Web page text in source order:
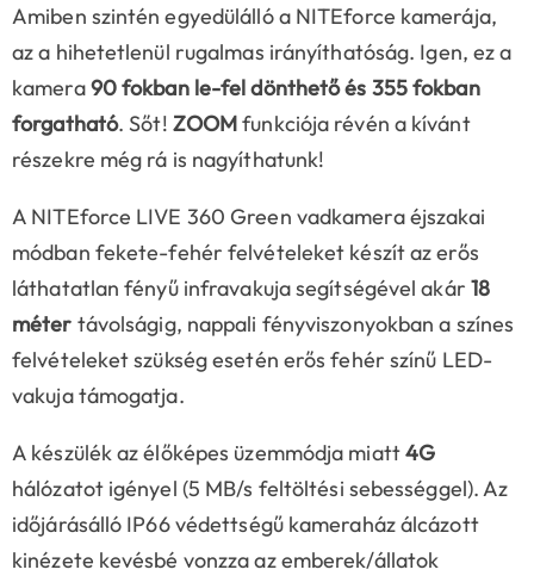
Amiben szintén egyedülálló a NITEforce kamerája,
az a hihetetlenül rugalmas irányíthatóság. Igen, ez a
kamera90 fokban le-fel dönthető és 355 fokban
forgatható. Sőt! ZOOMfunkciója révén a kívánt
részekre még rá is nagyíthatunk!
A NITEforce LIVE 360 Green vadkamera éjszakai
módban fekete-fehér felvételeket készít az erős
láthatatlan fényű infravakuja segítségével akár 18
méter távolságig, nappali fényviszonyokban a színes
felvételeket szükség esetén erős fehér színű LED-
vakuja támogatja.
A készülék az élőképes üzemmódja miatt4G
hálózatot igényel (5 MB/s feltöltési sebességgel). Az
időjárásálló IP66 védettségű kameraház álcázott
kinézete kevésbé vonzza az emberek/állatok